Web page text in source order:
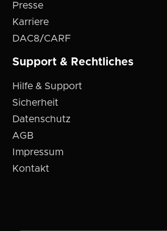
Presse
Karriere
DAC8/CARF
Support & Rechtliches
Hilfe & Support
Sicherheit
Datenschutz
AGB
Impressum
Kontakt